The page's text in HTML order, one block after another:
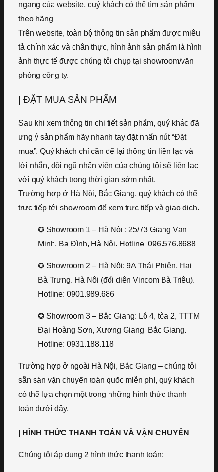
ngang của website, quý khách có thể tìm sản phẩm
theo hãng.
Trên website, toàn bộ thông tin sản phẩm được miêu
tả chính xác và chân thực, hình ảnh sản phẩm là hình
ảnh thực tế được chúng tôi chụp tại showroom/văn
phòng công ty.
| ĐẶT MUA SẢN PHẨM
Sau khi xem thông tin chi tiết sản phẩm, quý khác đã
ưng ý sản phẩm hãy nhanh tay đặt nhấn nút “Đặt
mua”. Quý khách chỉ cần để lại thông tin liên lạc và
lời nhắn, đội ngũ nhân viên của chúng tôi sẽ liên lạc
với quý khách trong thời gian sớm nhất.
Trường hợp ở Hà Nội, Bắc Giang, quý khách có thể
trực tiếp tới showroom để xem trực tiếp và giao dịch.
✪ Showroom 1 – Hà Nội : 25/73 Giang Văn
Minh, Ba Đình, Hà Nội. Hotline: 096.576.8688
✪ Showroom 2 – Hà Nội: 9A Thái Phiên, Hai
Bà Trưng, Hà Nội (đối diện Vincom Bà Triệu).
Hotline: 0901.989.686
✪ Showroom 3 – Bắc Giang: Lô 4, tòa 2, TTTM
Đại Hoàng Sơn, Xương Giang, Bắc Giang.
Hotline: 0931.188.118
Trường hợp ở ngoài Hà Nội, Bắc Giang – chúng tôi
sẵn sàn vận chuyển toàn quốc miễn phí, quý khách
có thể lựa chọn một trong những hình thức thanh
toán dưới đây.
| HÌNH THỨC THANH TOÁN VÀ VẬN CHUYỂN
Chúng tôi áp dụng 2 hình thức thanh toán: